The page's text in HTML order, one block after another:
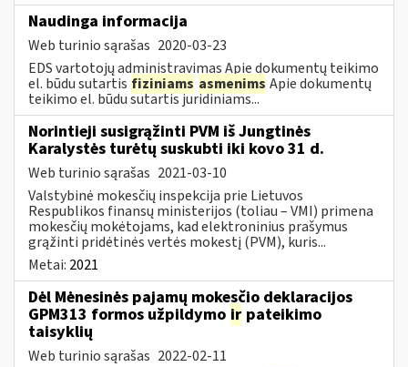
Naudinga informacija
Web turinio sąrašas 2020-03-23
EDS vartotojų administravimas Apie dokumentų teikimo
el. būdu sutartis fiziniams asmenims Apie dokumentų
teikimo el. būdu sutartis juridiniams...
Norintieji susigrąžinti PVM iš Jungtinės
Karalystės turėtų suskubti iki kovo 31 d.
Web turinio sąrašas 2021-03-10
Valstybinė mokesčių inspekcija prie Lietuvos
Respublikos finansų ministerijos (toliau – VMI) primena
mokesčių mokėtojams, kad elektroninius prašymus
grąžinti pridėtinės vertės mokestį (PVM), kuris...
Metai: 2021
Dėl Mėnesinės pajamų mokesčio deklaracijos
GPM313 formos užpildymo ir pateikimo
taisyklių
Web turinio sąrašas 2022-02-11